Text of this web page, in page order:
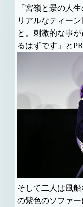
「宮嶺と景の人
リアルなティー
と。刺激的な事
るはずです」とPR
そして二人は風
の紫色のソファ